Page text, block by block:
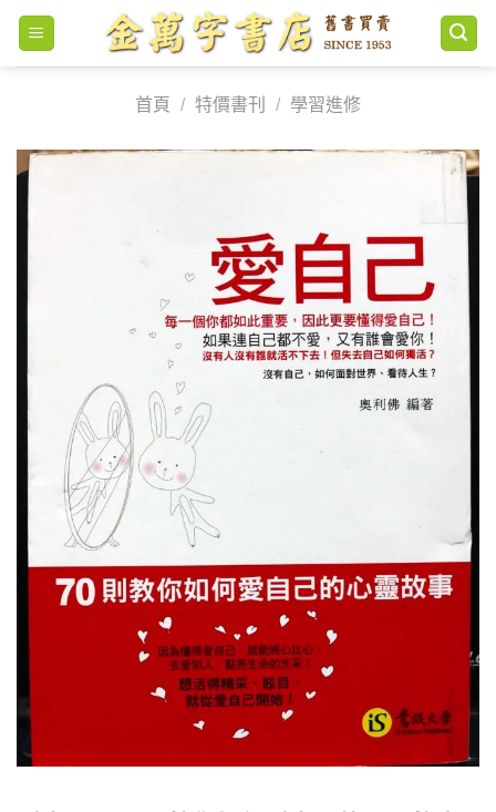
Skip
content
首頁
/ 特價書刊 / 學習進修